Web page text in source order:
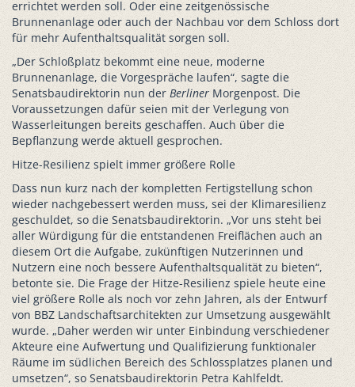
errichtet werden soll. Oder eine zeitgenössische
Brunnenanlage oder auch der Nachbau vor dem Schloss dort
für mehr Aufenthaltsqualität sorgen soll.
„Der Schloßplatz bekommt eine neue, moderne
Brunnenanlage, die Vorgespräche laufen“, sagte die
Senatsbaudirektorin nun der Berliner Morgenpost. Die
Voraussetzungen dafür seien mit der Verlegung von
Wasserleitungen bereits geschaffen. Auch über die
Bepflanzung werde aktuell gesprochen.
Hitze-Resilienz spielt immer größere Rolle
Dass nun kurz nach der kompletten Fertigstellung schon
wieder nachgebessert werden muss, sei der Klimaresilienz
geschuldet, so die Senatsbaudirektorin. „Vor uns steht bei
aller Würdigung für die entstandenen Freiflächen auch an
diesem Ort die Aufgabe, zukünftigen Nutzerinnen und
Nutzern eine noch bessere Aufenthaltsqualität zu bieten“,
betonte sie. Die Frage der Hitze-Resilienz spiele heute eine
viel größere Rolle als noch vor zehn Jahren, als der Entwurf
von BBZ Landschaftsarchitekten zur Umsetzung ausgewählt
wurde. „Daher werden wir unter Einbindung verschiedener
Akteure eine Aufwertung und Qualifizierung funktionaler
Räume im südlichen Bereich des Schlossplatzes planen und
umsetzen“, so Senatsbaudirektorin Petra Kahlfeldt.